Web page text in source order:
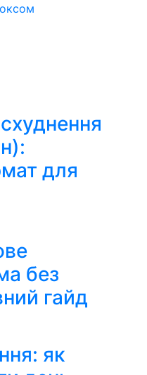
для
без
гайд
як